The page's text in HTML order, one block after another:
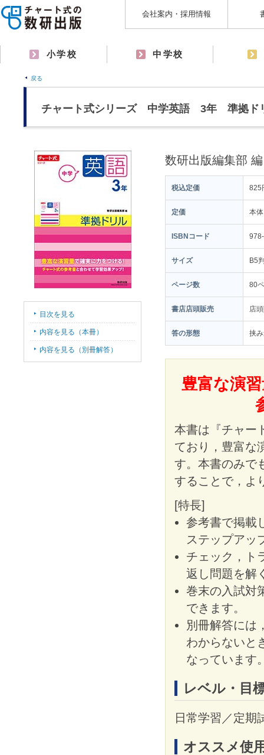
会社案内・採用情報
小学校 中学校
戻る
チャート式シリーズ 中学英語 3年 準拠ド
数研出版編集部 編
税込定価 825
定価 本
ISBNコード
サイズ B5
ページ数 80
書店店頭販売 店
答の形態 挟
豊富な演
本書は『チャ
ており，豊富な
す。本書のみで
することで，よ
[特長]
参考書で掲載
ステップアッ
チェック，ト
返し問題を解
巻末の入試対
できます。
別冊解答には
わからないと
なっています
レベル・目
日常学習／定期
オススメ使
目次を見る
内容を見る（本冊）
内容を見る（別冊解答）